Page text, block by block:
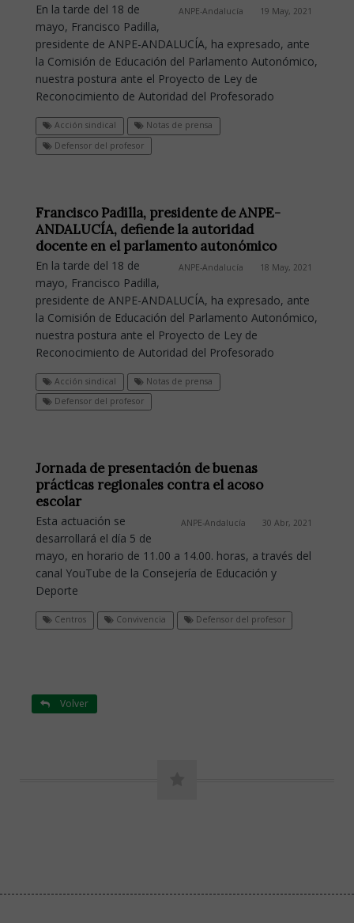
ANPE-Andalucía 19 May, 2021
En la tarde del 18 de
mayo, Francisco Padilla,
presidente de ANPE-ANDALUCÍA, ha expresado, ante
la Comisión de Educación del Parlamento Autonómico,
nuestra postura ante el Proyecto de Ley de
Reconocimiento de Autoridad del Profesorado
Acción sindical
Notas de prensa
Defensor del profesor
Francisco Padilla, presidente de ANPE-
ANDALUCÍA, defiende la autoridad
docente en el parlamento autonómico
ANPE-Andalucía 18 May, 2021
En la tarde del 18 de
mayo, Francisco Padilla,
presidente de ANPE-ANDALUCÍA, ha expresado, ante
la Comisión de Educación del Parlamento Autonómico,
nuestra postura ante el Proyecto de Ley de
Reconocimiento de Autoridad del Profesorado
Acción sindical
Notas de prensa
Defensor del profesor
Jornada de presentación de buenas
prácticas regionales contra el acoso
escolar
ANPE-Andalucía 30 Abr, 2021
Esta actuación se
desarrollará el día 5 de
mayo, en horario de 11.00 a 14.00. horas, a través del
canal YouTube de la Consejería de Educación y
Deporte
Centros Convivencia Defensor del profesor
Volver